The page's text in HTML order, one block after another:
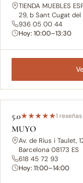
TIENDA MUEBLES
29, b Sant Cugat del
936 05 00 44
Hoy: 10:00–13:30
5.0★★★★★1 reseñas
MUYO
Av. de Rius i Taulet,
Barcelona 08173 ES
618 45 72 93
Hoy: 11:00–14:00